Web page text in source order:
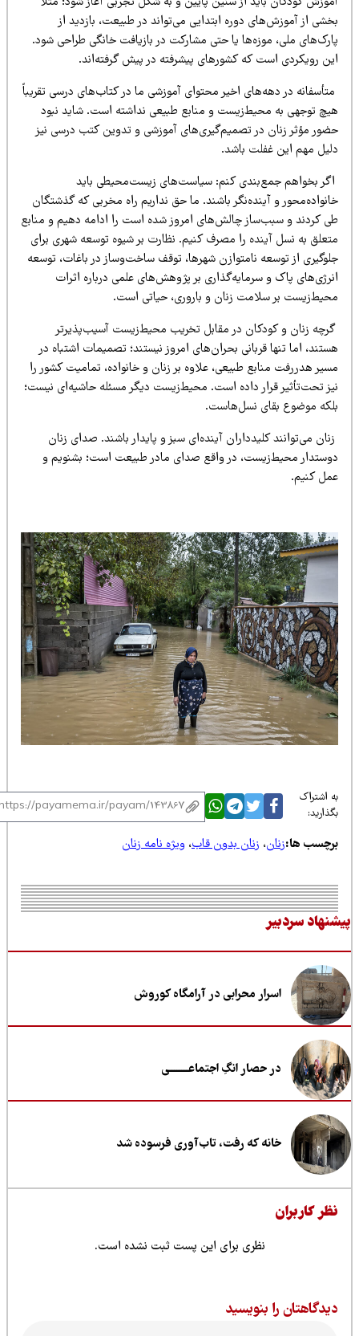
از آموزش‌های دوره ابتدایی می‌تواند در طبیعت، بازدید از
ملی، موزه‌ها یا حتی مشارکت در بازیافت خانگی طراحی شود.
رویکردی است که کشورهای پیشرفته در پیش گرفته‌اند.
در دهه‌های اخیر محتوای آموزشی ما در کتاب‌های درسی تقریباً
توجهی به محیط‌زیست و منابع طبیعی نداشته است. شاید نبود
مؤثر زنان در تصمیم‌گیری‌های آموزشی و تدوین کتب درسی نیز
مهم این غفلت باشد.
بخواهم جمع‌بندی کنم: سیاست‌های زیست‌محیطی باید
و آینده‌نگر باشند. ما حق نداریم راه مخربی که گذشتگان
کردند و سبب‌ساز چالش‌های امروز شده است را ادامه دهیم و منابع
به نسل آینده را مصرف کنیم. نظارت بر شیوه توسعه شهری برای
از توسعه نامتوازن شهرها، توقف ساخت‌وساز در باغات، توسعه
پاک و سرمایه‌گذاری بر پژوهش‌های علمی درباره اثرات
بر سلامت زنان و باروری، حیاتی است.
زنان و کودکان در مقابل تخریب محیط‌زیست آسیب‌پذیرتر
اما تنها قربانی بحران‌های امروز نیستند؛ تصمیمات اشتباه در
هدررفت منابع طبیعی، علاوه بر زنان و خانواده، تمامیت کشور را
تحت‌تأثیر قرار داده است. محیط‌زیست دیگر مسئله حاشیه‌ای نیست؛
موضوع بقای نسل‌هاست.
می‌توانند کلیدداران آینده‌ای سبز و پایدار باشند. صدای زنان
محیط‌زیست، در واقع صدای مادر طبیعت است؛ بشنویم و
کنیم.
اشتراک
ها:زنان،زنان بدون قاب،ویژه نامه زنان
سردبیر
اسرار محرابی در آرامگاه کوروش
در حصار انگِ اجتماعــــــــی
خانه که رفت، تاب‌آوری فرسوده شد
کاربران
نظری برای این پست ثبت نشده است.
را بنویسید